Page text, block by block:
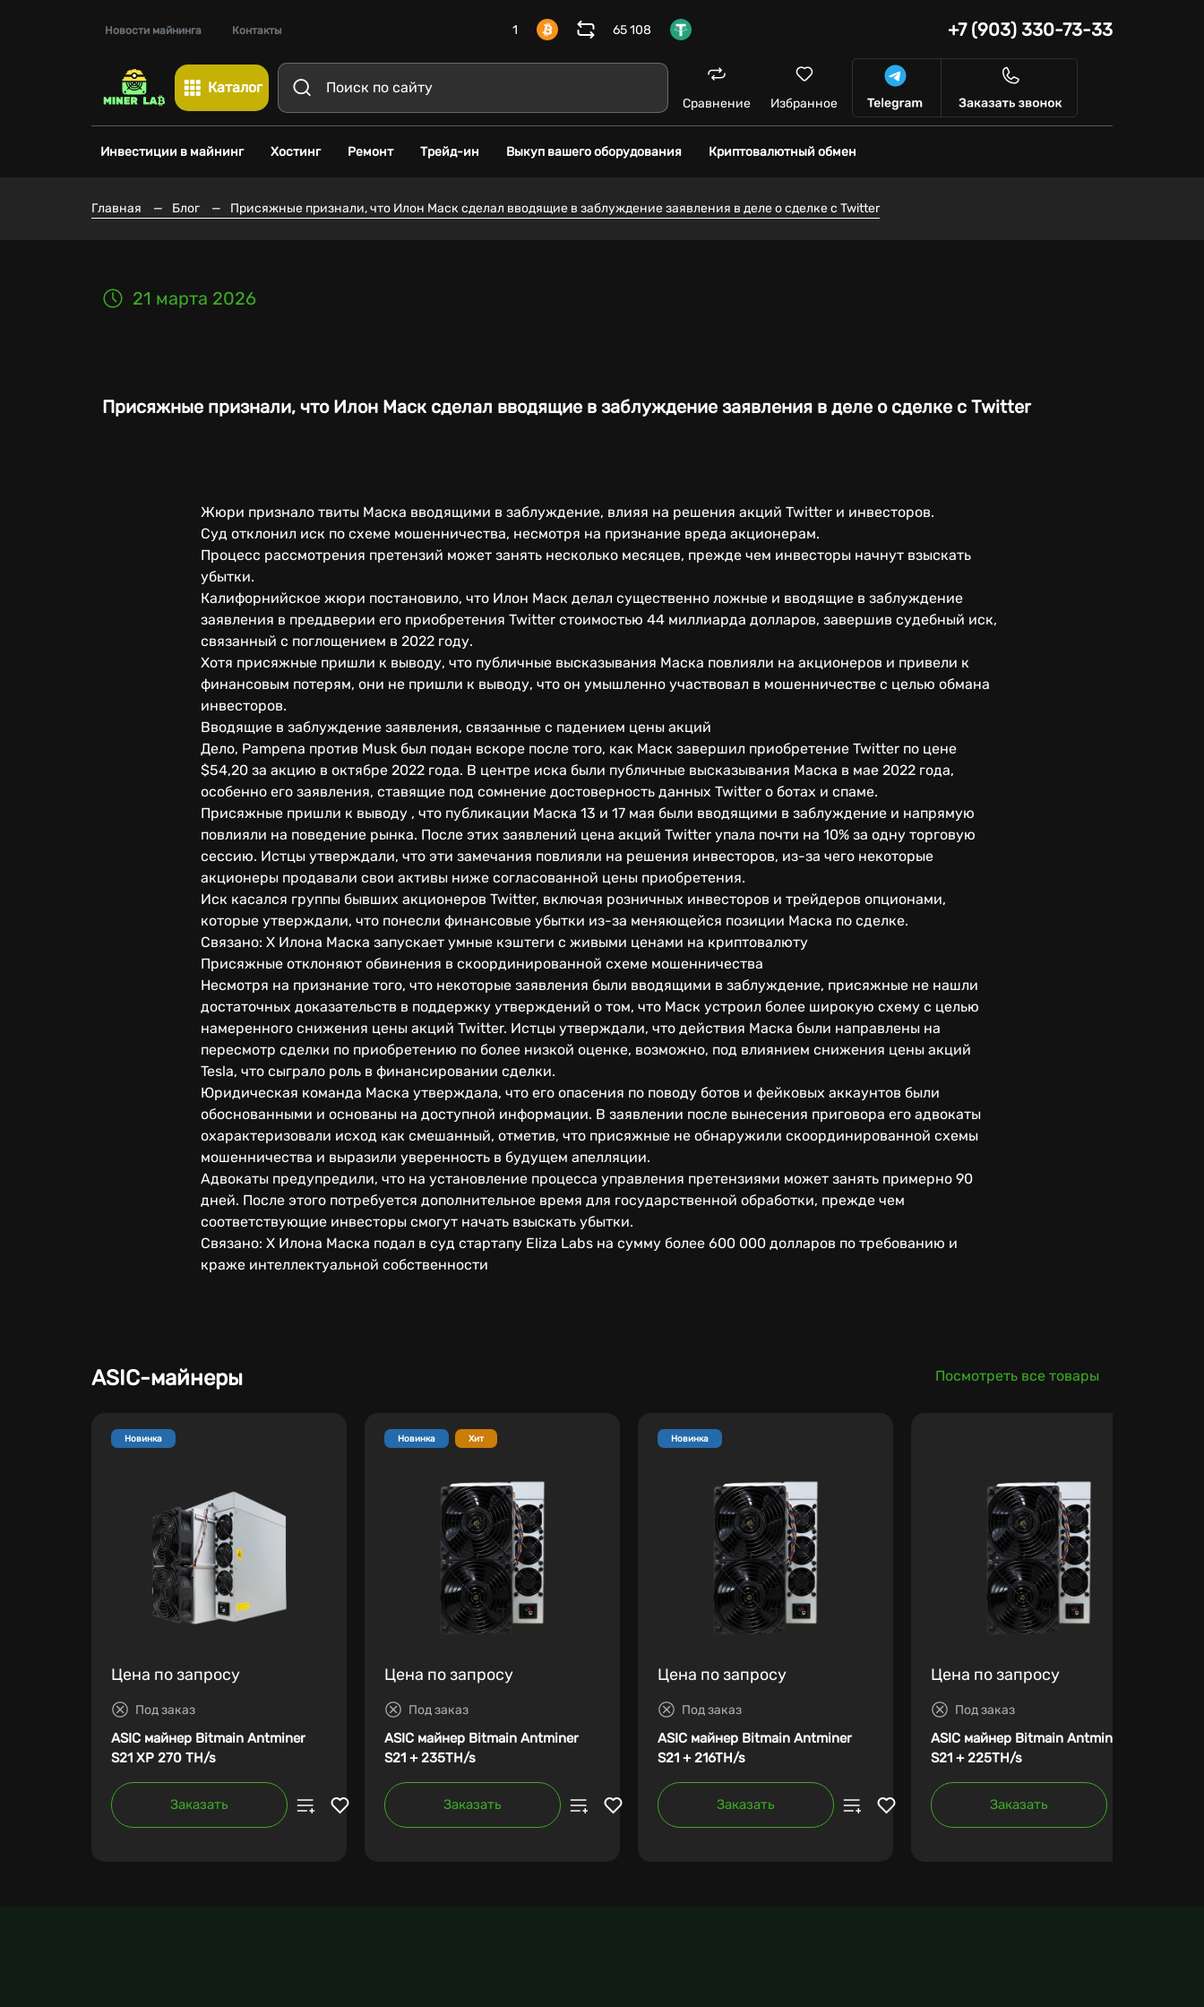
Новости майнинга Контакты 1 65 108 +7 (903) 330-73-33
Каталог
Сравнение Избранное
Инвестиции в майнинг Хостинг Ремонт Трейд-ин Выкуп вашего оборудования Криптовалютный обмен
Главная — Блог — Присяжные признали, что Илон Маск сделал вводящие в заблуждение заявления в деле о сделке с Twitter
21 марта 2026
Присяжные признали, что Илон Маск сделал вводящие в заблуждение заявления в деле о сделке с Twitter
Жюри признало твиты Маска вводящими в заблуждение, влияя на решения акций Twitter и инвесторов.
Суд отклонил иск по схеме мошенничества, несмотря на признание вреда акционерам.
Процесс рассмотрения претензий может занять несколько месяцев, прежде чем инвесторы начнут взыскать
убытки.
Калифорнийское жюри постановило, что Илон Маск делал существенно ложные и вводящие в заблуждение
заявления в преддверии его приобретения Twitter стоимостью 44 миллиарда долларов, завершив судебный иск,
связанный с поглощением в 2022 году.
Хотя присяжные пришли к выводу, что публичные высказывания Маска повлияли на акционеров и привели к
финансовым потерям, они не пришли к выводу, что он умышленно участвовал в мошенничестве с целью обмана
инвесторов.
Вводящие в заблуждение заявления, связанные с падением цены акций
Дело, Pampena против Musk был подан вскоре после того, как Маск завершил приобретение Twitter по цене
$54,20 за акцию в октябре 2022 года. В центре иска были публичные высказывания Маска в мае 2022 года,
особенно его заявления, ставящие под сомнение достоверность данных Twitter о ботах и спаме.
Присяжные пришли к выводу , что публикации Маска 13 и 17 мая были вводящими в заблуждение и напрямую
повлияли на поведение рынка. После этих заявлений цена акций Twitter упала почти на 10% за одну торговую
сессию. Истцы утверждали, что эти замечания повлияли на решения инвесторов, из-за чего некоторые
акционеры продавали свои активы ниже согласованной цены приобретения.
Иск касался группы бывших акционеров Twitter, включая розничных инвесторов и трейдеров опционами,
которые утверждали, что понесли финансовые убытки из-за меняющейся позиции Маска по сделке.
Связано: X Илона Маска запускает умные кэштеги с живыми ценами на криптовалюту
Присяжные отклоняют обвинения в скоординированной схеме мошенничества
Несмотря на признание того, что некоторые заявления были вводящими в заблуждение, присяжные не нашли
достаточных доказательств в поддержку утверждений о том, что Маск устроил более широкую схему с целью
намеренного снижения цены акций Twitter. Истцы утверждали, что действия Маска были направлены на
пересмотр сделки по приобретению по более низкой оценке, возможно, под влиянием снижения цены акций
Tesla, что сыграло роль в финансировании сделки.
Юридическая команда Маска утверждала, что его опасения по поводу ботов и фейковых аккаунтов были
обоснованными и основаны на доступной информации. В заявлении после вынесения приговора его адвокаты
охарактеризовали исход как смешанный, отметив, что присяжные не обнаружили скоординированной схемы
мошенничества и выразили уверенность в будущем апелляции.
Адвокаты предупредили, что на установление процесса управления претензиями может занять примерно 90
дней. После этого потребуется дополнительное время для государственной обработки, прежде чем
соответствующие инвесторы смогут начать взыскать убытки.
Связано: X Илона Маска подал в суд стартапу Eliza Labs на сумму более 600 000 долларов по требованию и
краже интеллектуальной собственности
ASIC-майнеры Посмотреть все товары
Новинка
Цена по запросу
Под заказ
ASIC майнер Bitmain Antminer
S21 XP 270 TH/s
Заказать
Новинка Хит
Цена по запросу
Под заказ
ASIC майнер Bitmain Antminer
S21 + 235TH/s
Заказать
Новинка
Цена по запросу
Под заказ
ASIC майнер Bitmain Antminer
S21 + 216TH/s
Заказать
Цена по запросу
Под заказ
ASIC майнер Bitmain Antminer
S21 + 225TH/s
Заказать